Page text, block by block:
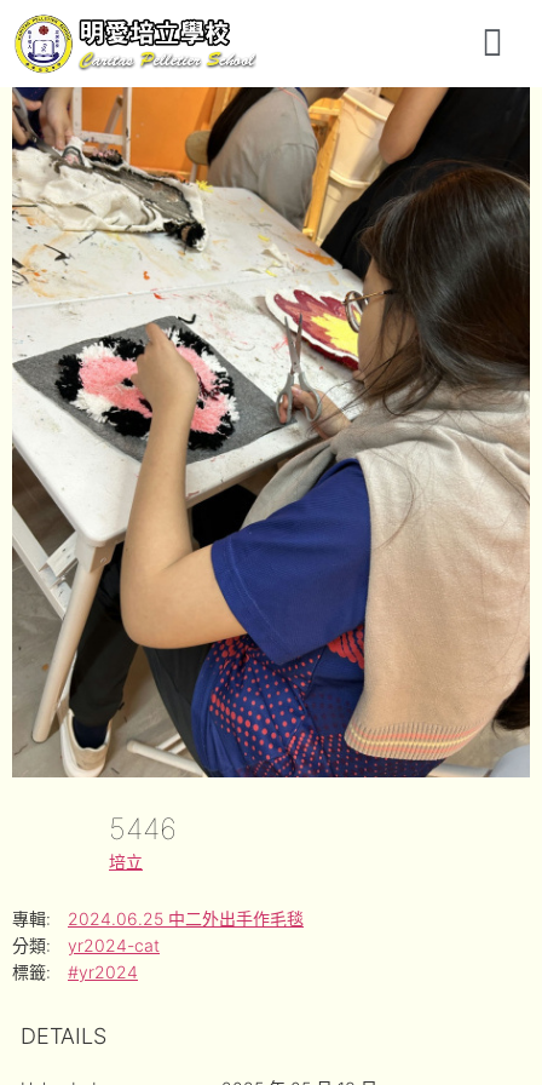
5446
培立
專輯:
2024.06.25 中二外出手作毛毯
分類:
yr2024-cat
標籤:
#yr2024
DETAILS